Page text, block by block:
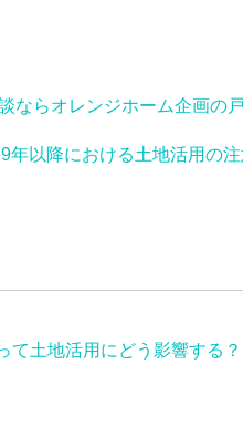
ならオレンジホーム企画の
年以降における土地活用の
て土地活用にどう影響する？